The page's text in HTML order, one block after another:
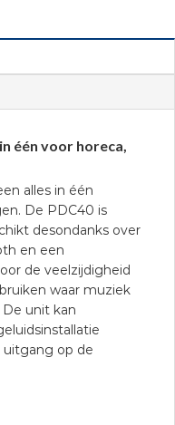
één voor horeca,
alles in één
De PDC40 is
desondanks over
en een
de veelzijdigheid
waar muziek
unit kan
uitgang op de